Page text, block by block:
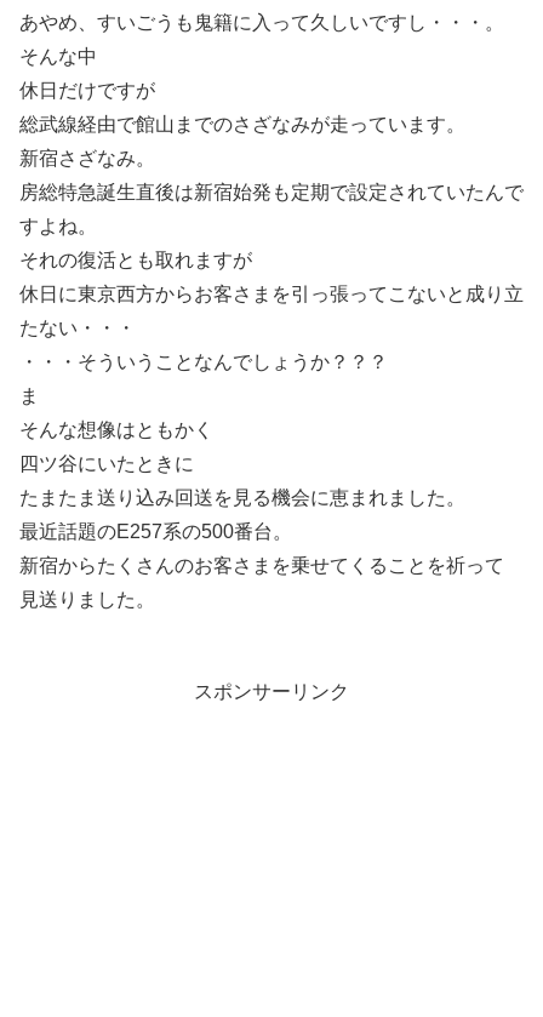
あやめ、すいごうも鬼籍に入って久しいですし・・・。
そんな中
休日だけですが
総武線経由で館山までのさざなみが走っています。
新宿さざなみ。
房総特急誕生直後は新宿始発も定期で設定されていたんで
すよね。
それの復活とも取れますが
休日に東京西方からお客さまを引っ張ってこないと成り立
たない・・・
・・・そういうことなんでしょうか？？？
ま
そんな想像はともかく
四ツ谷にいたときに
たまたま送り込み回送を見る機会に恵まれました。
最近話題のE257系の500番台。
新宿からたくさんのお客さまを乗せてくることを祈って
見送りました。
スポンサーリンク